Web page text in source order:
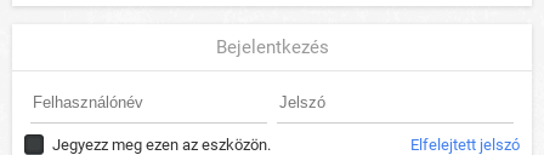
Bejelentkezés
Jegyezz meg ezen az eszközön. Elfelejtett jelszó